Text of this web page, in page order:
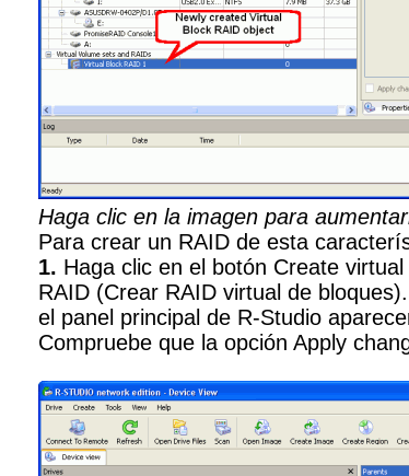
Haga clic en la imagen para
Para crear un RAID de esta
1. Haga clic en el botón Create
RAID (Crear RAID virtual de
el panel principal de R-Studio
Compruebe que la opción Apply